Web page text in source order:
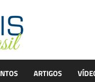
ARTIGOS